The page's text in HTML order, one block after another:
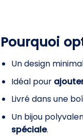
Pourquoi
Un design
Idéal pour
Livré dans une
Un bijou
spéciale.